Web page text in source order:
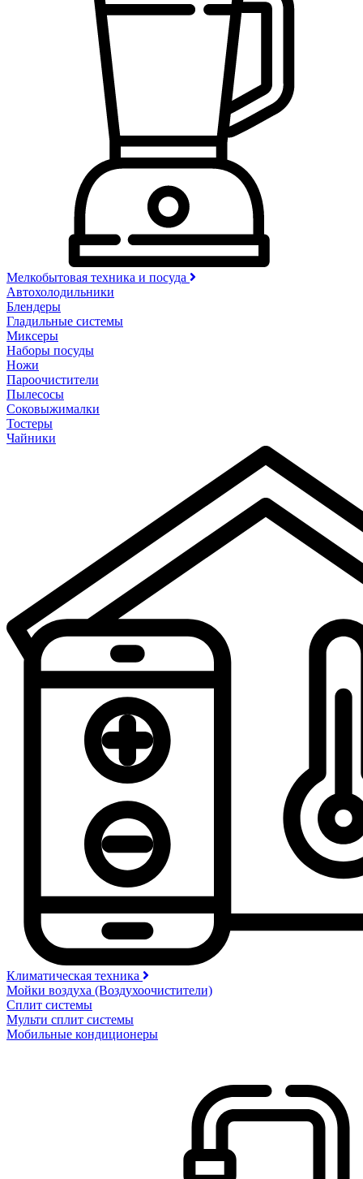
Мелкобытовая техника и посуда
Автохолодильники
Блендеры
Гладильные системы
Миксеры
Наборы посуды
Ножи
Пароочистители
Пылесосы
Соковыжималки
Тостеры
Чайники
Климатическая техника
Мойки воздуха (Воздухоочистители)
Сплит системы
Мульти сплит системы
Мобильные кондиционеры